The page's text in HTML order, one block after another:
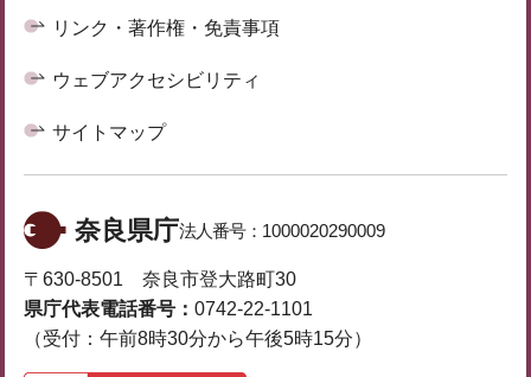
リンク・著作権・免責事項
ウェブアクセシビリティ
サイトマップ
奈良県庁法人番号： 1000020290009
〒630-8501 奈良市登大路町30
県庁代表電話番号： 0742-22-1101
（受付：午前8時30分から午後5時15分）